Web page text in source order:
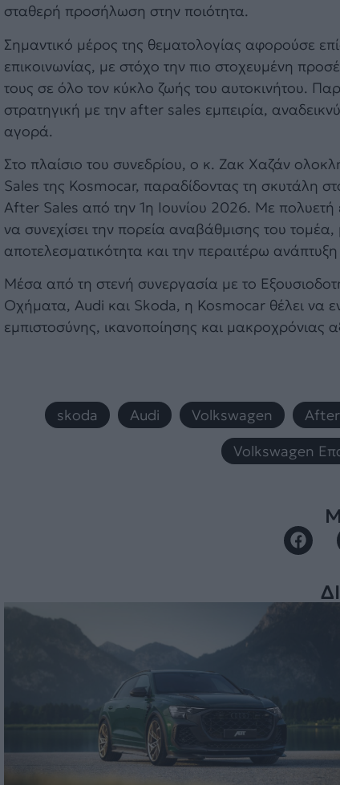
σταθερή προσήλωση στην ποιότητα.
Σημαντικό μέρος της θεματολογίας αφορούσε
επικοινωνίας, με στόχο την πιο στοχευμένη
τους σε όλο τον κύκλο ζωής του αυτοκινήτου.
στρατηγική με την after sales εμπειρία,
αγορά.
Στο πλαίσιο του συνεδρίου, ο κ. Ζακ Χαζάν
Sales της Kosmocar, παραδίδοντας τη σκυτάλη
After Sales από την 1η Ιουνίου 2026. Με
να συνεχίσει την πορεία αναβάθμισης του
αποτελεσματικότητα και την περαιτέρω
Μέσα από τη στενή συνεργασία με το
Οχήματα, Audi και Skoda, η Kosmocar θέλει να
εμπιστοσύνης, ικανοποίησης και μακροχρόνιας
skoda , Audi , Volkswagen ,
Volkswagen